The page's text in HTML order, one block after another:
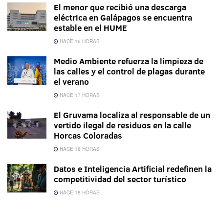
El menor que recibió una descarga
eléctrica en Galápagos se encuentra
estable en el HUME
HACE 16 HORAS
Medio Ambiente refuerza la limpieza de
las calles y el control de plagas durante
el verano
HACE 17 HORAS
El Gruvama localiza al responsable de un
vertido ilegal de residuos en la calle
Horcas Coloradas
HACE 18 HORAS
Datos e Inteligencia Artificial redefinen la
competitividad del sector turístico
HACE 18 HORAS